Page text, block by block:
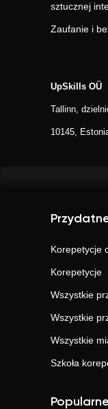
sztucznej
Zaufanie i
UpSkills OÜ
Tallinn,
10145,
Korepetycje
Korepetycje
Wszystkie
Wszystkie
Wszystkie
Szkoła